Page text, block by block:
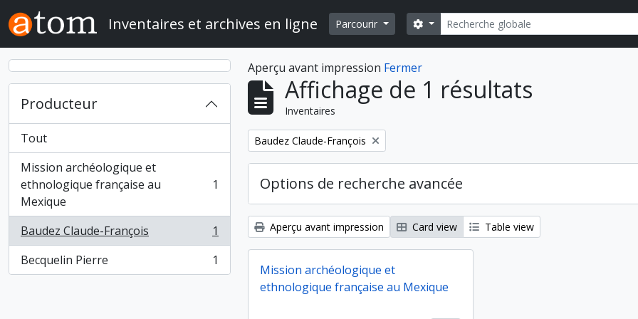
Skip to main content
Inventaires et archives en ligne Parcourir Rechercher
Search options
Producteur
Tout
Mission archéologique et
ethnologique française au
Mexique
, 1 résultats 1
Baudez Claude-François
, 1 résultats
1
Becquelin Pierre
, 1 résultats 1
Aperçu avant impression Fermer
Affichage de 1 résultats
Inventaires
Remove filter:
Baudez Claude-François
Options de recherche avancée
Aperçu avant impression Card view Table view
Mission archéologique et
ethnologique française au Mexique